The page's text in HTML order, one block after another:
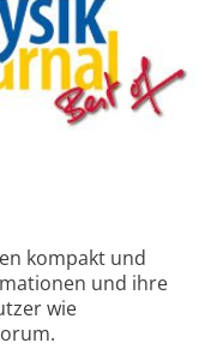
kompakt und
und ihre
wie